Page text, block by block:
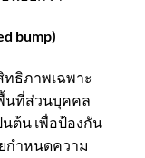
bump)
ธิภาพเฉพาะ
นที่ส่วนบุคคล
นต้น เพื่อป้องกัน
กําหนดความ